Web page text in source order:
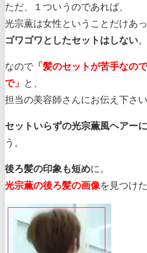
ただ、１ついうのであれば、
光宗薫は女性ということだけあっ
ゴワゴワとしたセットはしない。
なので 「髪のセットが苦手なの
で」 と、
担当の美容師さんにお伝え下さい
セットいらずの光宗薫風ヘアー
う。
後ろ髪の印象も短めに。
光宗薫の後ろ髪の画像を見つけ